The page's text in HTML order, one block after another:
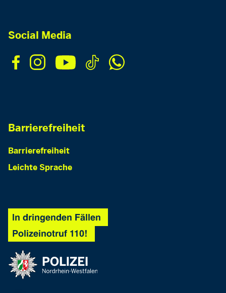
Social Media
Barrierefreiheit
Barrierefreiheit
Leichte Sprache